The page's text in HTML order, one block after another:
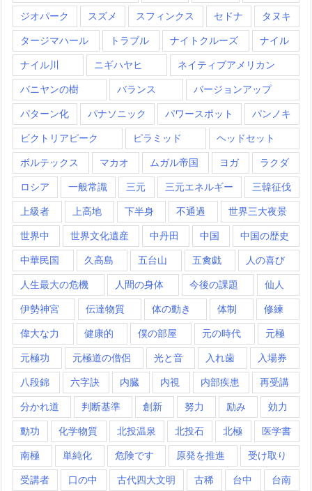
ジオパーク スズメ スフィンクス セドナ タヌキ
タージマハール トラブル ナイトクルーズ ナイル
ナイル川 ニギハヤヒ ネイティブアメリカン
バニヤンの樹 バランス バージョンアップ
パターン化 パナソニック パワースポット パンノキ
ビクトリアピーク ピラミッド ヘッドセット
ボルテックス マカオ ムガル帝国 ヨガ ラクダ
ロシア 一般常識 三元 三元エネルギー 三韓征伐
上級者 上高地 下半身 不通過 世界三大夜景
世界中 世界文化遺産 中丹田 中国 中国の歴史
中華民国 久高島 五台山 五禽戯 人の喜び
人生最大の危機 人間の身体 今後の課題 仙人
伊勢神宮 伝達物質 体の動き 体制 修練
偉大な力 健康的 僕の部屋 元の時代 元極
元極功 元極道の僧侶 光と音 入れ歯 入場券
八段錦 六字訣 内臓 内視 内部疾患 再受講
分かれ道 判断基準 創新 努力 励み 効力
動功 化学物質 北投温泉 北投石 北極 医学書
南極 単純化 危険です 原発を推進 受け取り
受講者 口の中 古代四大文明 古稀 台中 台南